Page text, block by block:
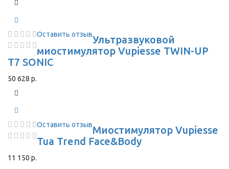
Оставить отзывУльтразвуковой
миостимулятор Vupiesse TWIN-UP
T7 SONIC
50 628 р.
Оставить отзывМиостимулятор Vupiesse
Tua Trend Face&Body
11 150 р.